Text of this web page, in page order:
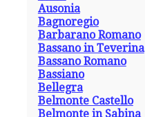
Ausonia
Bagnoregio
Barbarano Romano
Bassano in Teverina
Bassano Romano
Bassiano
Bellegra
Belmonte Castello
Belmonte in Sabina